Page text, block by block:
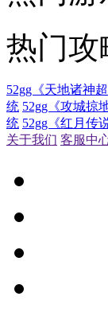
热门攻
52gg《天地诸神
统 52gg《攻城掠
统 52gg《红月传
关于我们 客服中